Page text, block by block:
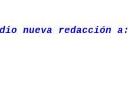
nueva redacción a: